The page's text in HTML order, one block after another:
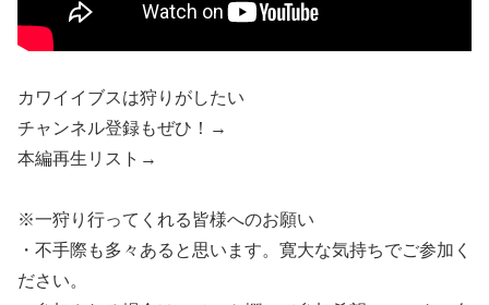
カワイイブスは狩りがしたい
チャンネル登録もぜひ！→
本編再生リスト→
※一狩り行ってくれる皆様へのお願い
・不手際も多々あると思います。寛大な気持ちでご参加く
ださい。